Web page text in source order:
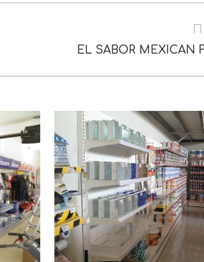
EL SABOR MEXICAN